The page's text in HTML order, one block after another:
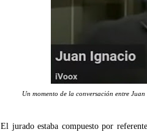
Un momento de la conversación entre
El jurado estaba compuesto por